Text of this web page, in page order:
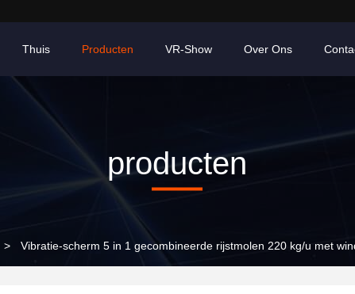
Thuis Producten VR-Show Over Ons
producten
> Vibratie-scherm 5 in 1 gecombineerde rijstmolen 220 kg/u met